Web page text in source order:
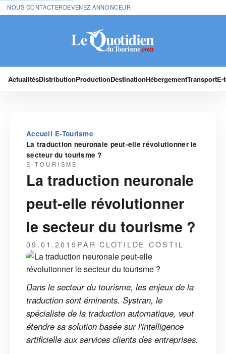
NOUS CONTACTERDEVENEZ ANNONCEUR
ActualitésDistributionProductionDestinationHébergementTransport
Accueil›E-Tourisme›
La traduction neuronale peut-elle révolutionner le
secteur du tourisme ?
E-TOURISME
La traduction neuronale
peut-elle révolutionner
le secteur du tourisme ?
09.01.2019PAR CLOTILDE COSTIL
Dans le secteur du tourisme, les enjeux de la
traduction sont éminents. Systran, le
spécialiste de la traduction automatique, veut
étendre sa solution basée sur l'intelligence
artificielle aux services clients des entreprises.